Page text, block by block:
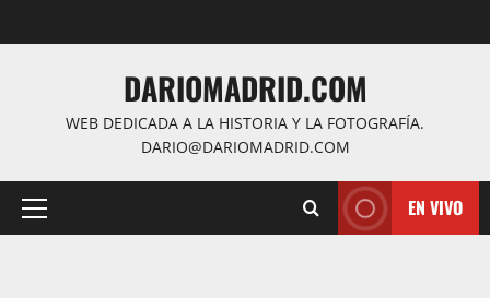
al
DARIOMADRID.COM
WEB DEDICADA A LA HISTORIA Y LA FOTOGRAFÍA.
DARIO@DARIOMADRID.COM
Menú
EN VIVO